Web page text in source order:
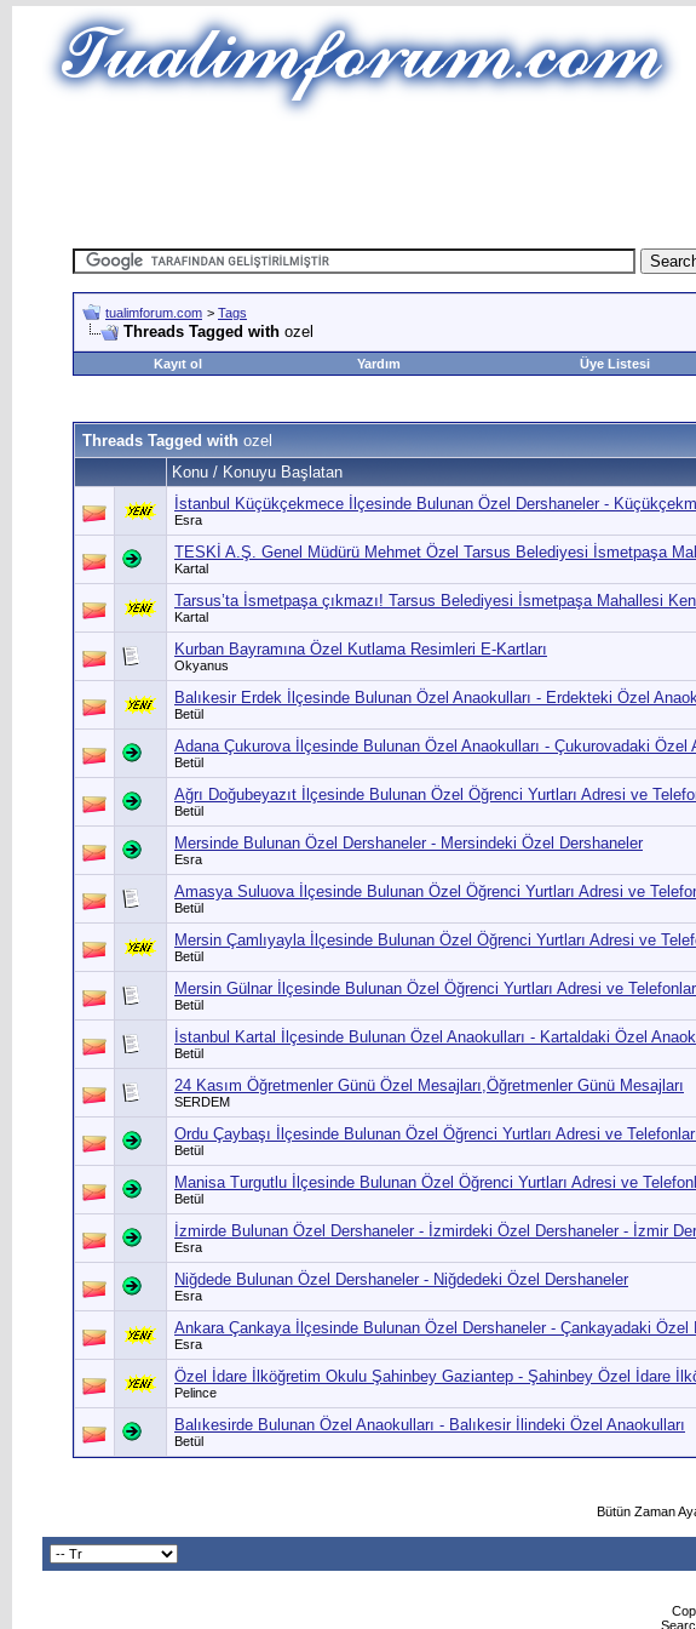
tualimforum.com > Tags
Threads Tagged with ozel
Kayıt ol
Yardım Üye Listesi
Threads Tagged with ozel
Konu / Konuyu Başlatan
İstanbul Küçükçekmece İlçesinde Bulunan Özel Dershaneler -
Esra
TESKİ A.Ş. Genel Müdürü Mehmet Özel Tarsus Belediyesi İsmetpaşa
Kartal
Tarsus’ta İsmetpaşa çıkmazı! Tarsus Belediyesi İsmetpaşa Mahallesi
Kartal
Kurban Bayramına Özel Kutlama Resimleri E-Kartları
Okyanus
Balıkesir Erdek İlçesinde Bulunan Özel Anaokulları - Erdekteki Özel
Betül
Adana Çukurova İlçesinde Bulunan Özel Anaokulları - Çukurovadaki Özel
Betül
Ağrı Doğubeyazıt İlçesinde Bulunan Özel Öğrenci Yurtları Adresi ve
Betül
Mersinde Bulunan Özel Dershaneler - Mersindeki Özel Dershaneler
Esra
Amasya Suluova İlçesinde Bulunan Özel Öğrenci Yurtları Adresi ve
Betül
Mersin Çamlıyayla İlçesinde Bulunan Özel Öğrenci Yurtları Adresi ve
Betül
Mersin Gülnar İlçesinde Bulunan Özel Öğrenci Yurtları Adresi ve
Betül
İstanbul Kartal İlçesinde Bulunan Özel Anaokulları - Kartaldaki Özel
Betül
24 Kasım Öğretmenler Günü Özel Mesajları,Öğretmenler Günü Mesajları
SERDEM
Ordu Çaybaşı İlçesinde Bulunan Özel Öğrenci Yurtları Adresi ve
Betül
Manisa Turgutlu İlçesinde Bulunan Özel Öğrenci Yurtları Adresi ve
Betül
İzmirde Bulunan Özel Dershaneler - İzmirdeki Özel Dershaneler - İzmir
Esra
Niğdede Bulunan Özel Dershaneler - Niğdedeki Özel Dershaneler
Esra
Ankara Çankaya İlçesinde Bulunan Özel Dershaneler - Çankayadaki Özel
Esra
Özel İdare İlköğretim Okulu Şahinbey Gaziantep - Şahinbey Özel İdare
Pelince
Balıkesirde Bulunan Özel Anaokulları - Balıkesir İlindeki Özel Anaokulları
Betül
Bütün Zaman